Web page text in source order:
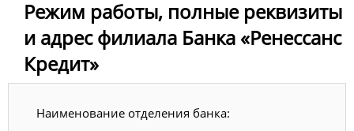
Режим работы, полные реквизиты
и адрес филиала Банка «Ренессанс
Кредит»
Наименование отделения банка: